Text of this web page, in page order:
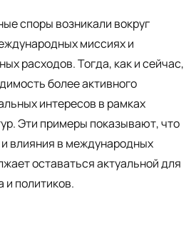
споры возникали вокруг
миссиях и
расходов. Тогда, как и сейчас,
более активного
интересов в рамках
Эти примеры показывают, что
влияния в международных
оставаться актуальной для
и политиков.